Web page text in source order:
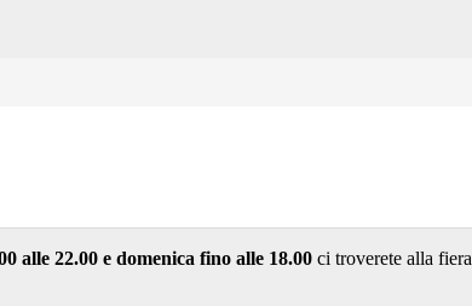
alle 22.00 e domenica fino alle 18.00 ci troverete alla fiera